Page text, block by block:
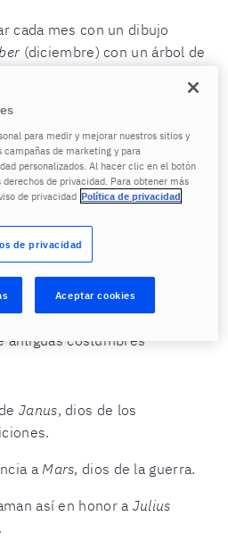
cada mes con un dibujo
(diciembre) con un árbol de
celular o computadora a
Al consultar el calendario,
constante este
aprendizaje es conocer el
Conectar estaspalabras
más fáciles de recordar y
Muchos meses
antiguas costumbres
Janus, dios de los
a Mars, dios de la guerra.
así en honor a Julius
.
para medir y mejorar nuestros sitios y
campañas de marketing y para
personalizados. Al hacer clic en el botón
de privacidad. Para obtener más
de privacidad Política de privacidad
de privacidad
Aceptar cookies